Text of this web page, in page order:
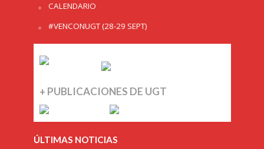
CALENDARIO
#VENCONUGT (28-29 SEPT)
+ PUBLICACIONES DE UGT
ÚLTIMAS NOTICIAS